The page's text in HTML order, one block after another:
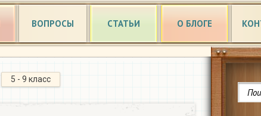
ВОПРОСЫ СТАТЬИ О БЛОГЕ
5 - 9 класс